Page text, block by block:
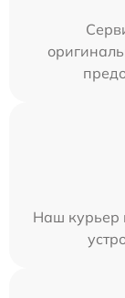
Наш курьер